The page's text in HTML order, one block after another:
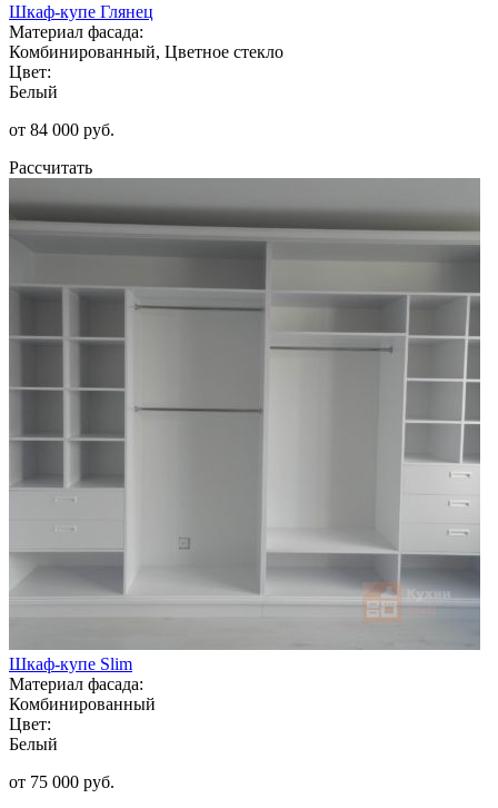
Шкаф-купе Глянец
Материал фасада:
Комбинированный, Цветное стекло
Цвет:
Белый
от 84 000 руб.
Рассчитать
Шкаф-купе Slim
Материал фасада:
Комбинированный
Цвет:
Белый
от 75 000 руб.